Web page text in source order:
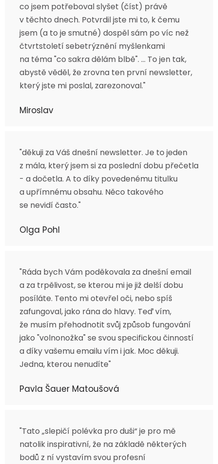
co jsem potřeboval slyšet (číst) právě
v těchto dnech. Potvrdil jste mi to, k čemu
jsem (a to je smutné) dospěl sám po víc než
čtvrtstoletí sebetrýznění myšlenkami
na téma "co sakra dělám blbě". ... To jen tak,
abystě věděl, že zrovna ten první newsletter,
který jste mi poslal, zarezonoval."
Miroslav
"děkuji za Váš dnešní newsletter. Je to jeden
z mála, který jsem si za poslední dobu přečetla
- a dočetla. A to díky povedenému titulku
a upřímnému obsahu. Něco takového
se nevidí často."
Olga Pohl
"Ráda bych Vám poděkovala za dnešní email
a za trpělivost, se kterou mi je již delší dobu
posíláte. Tento mi otevřel oči, nebo spíš
zafungoval, jako rána do hlavy. Teď vím,
že musím přehodnotit svůj způsob fungování
jako "volnonožka" se svou specifickou činností
a díky vašemu emailu vím i jak. Moc děkuji.
Jedna, kterou nenudíte"
Pavla Šauer Matoušová
"Tato „slepičí polévka pro duši“ je pro mě
natolik inspirativní, že na základě některých
bodů z ní vystavím svou profesní